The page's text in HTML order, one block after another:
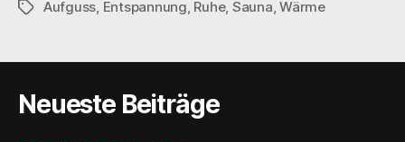
Schlagwörter
Aufguss, Entspannung, Ruhe, Sauna,Wärme
Neueste Beiträge